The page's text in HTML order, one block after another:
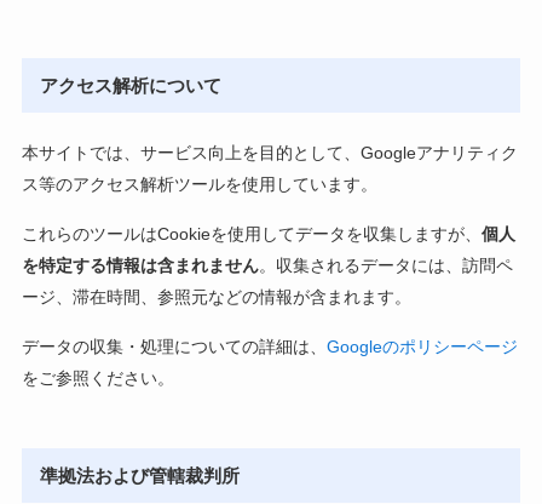
アクセス解析について
本サイトでは、サービス向上を目的として、Googleアナリティク
ス等のアクセス解析ツールを使用しています。
これらのツールはCookieを使用してデータを収集しますが、 個人
を特定する情報は含まれません。収集されるデータには、訪問ペ
ージ、滞在時間、参照元などの情報が含まれます。
データの収集・処理についての詳細は、 Googleのポリシーページ
をご参照ください。
準拠法および管轄裁判所